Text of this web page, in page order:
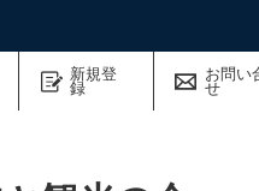
新規登
録
お問い
せ